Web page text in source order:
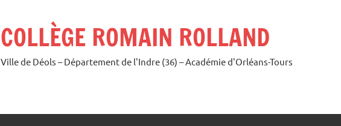
COLLÈGE ROMAIN ROLLAND
Ville de Déols – Département de l'Indre (36) – Académie d'Orléans-Tours